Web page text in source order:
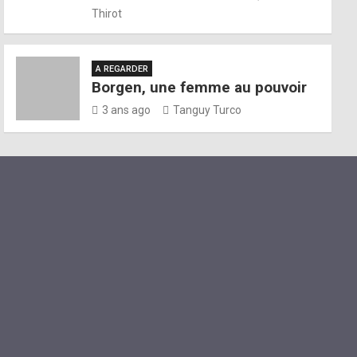
Thirot
A REGARDER
Borgen, une femme au pouvoir
3 ans ago Tanguy Turco